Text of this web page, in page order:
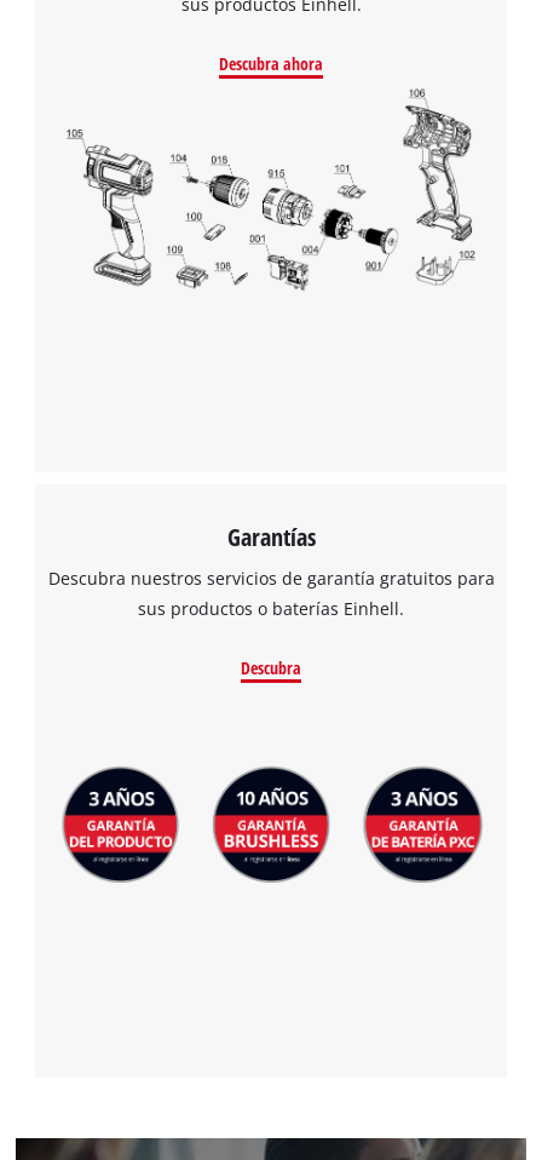
Descubra ahora
Garantías
Descubra nuestros servicios de garantía gratuitos para
sus productos o baterías Einhell.
Descubra